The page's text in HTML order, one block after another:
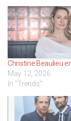
Christine Beaulieu
May 12, 2026
In "Trends"